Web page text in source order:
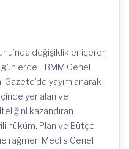
değişiklikler içeren
günlerde TBMM Genel
yayımlanarak
yer alan ve
kazandıran
hüküm, Plan ve Bütçe
rağmen Meclis Genel